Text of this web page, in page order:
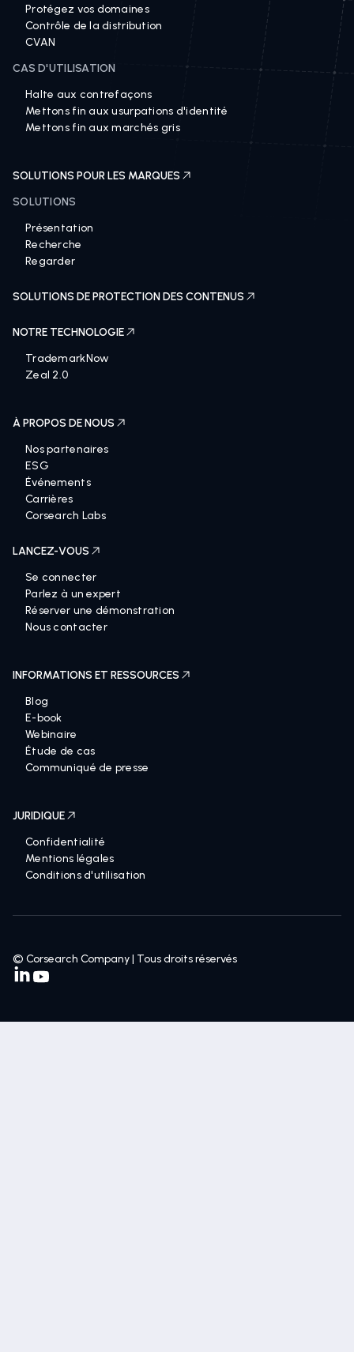
Protégez vos domaines
Contrôle de la distribution
CVAN
CAS D'UTILISATION
Halte aux contrefaçons
Mettons fin aux usurpations d'identité
Mettons fin aux marchés gris
SOLUTIONS POUR LES MARQUES
SOLUTIONS
Présentation
Recherche
Regarder
SOLUTIONS DE PROTECTION DES CONTENUS
NOTRE TECHNOLOGIE
TrademarkNow
Zeal 2.0
À PROPOS DE NOUS
Nos partenaires
ESG
Événements
Carrières
Corsearch Labs
LANCEZ-VOUS
Se connecter
Parlez à un expert
Réserver une démonstration
Nous contacter
INFORMATIONS ET RESSOURCES
Blog
E-book
Webinaire
Étude de cas
Communiqué de presse
JURIDIQUE
Confidentialité
Mentions légales
Conditions d'utilisation
© Corsearch Company | Tous droits réservés